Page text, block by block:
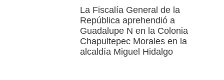
La Fiscalía General de la
República aprehendió a
Guadalupe N en la Colonia
Chapultepec Morales en la
alcaldía Miguel Hidalgo